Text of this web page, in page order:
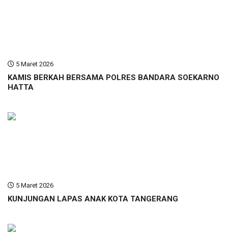
5 Maret 2026
KAMIS BERKAH BERSAMA POLRES BANDARA SOEKARNO
HATTA
5 Maret 2026
KUNJUNGAN LAPAS ANAK KOTA TANGERANG